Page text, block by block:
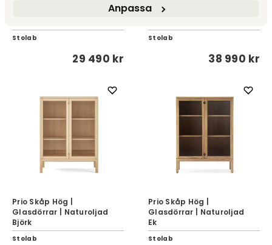
Anpassa
Stolab
29 490 kr
Glasdörrar | Ljus
Stolab
38 990 kr
Prio Skåp Hög |
Glasdörrar | Naturoljad
Björk
Stolab
Prio Skåp Hög |
Glasdörrar | Naturoljad
Ek
Stolab